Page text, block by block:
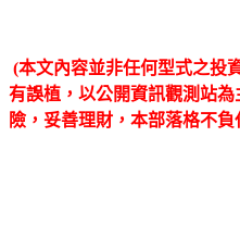
(本文內容並非任何型式之投
有誤植，以公開資訊觀測站
險，妥善理財，本部落格不